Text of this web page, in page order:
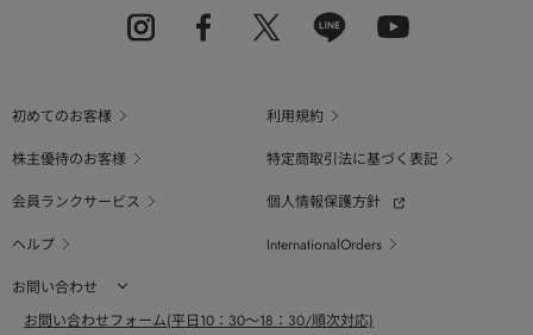
初めてのお客様
利用規約
株主優待のお客様
特定商取引法に基づく表記
会員ランクサービス
個人情報保護方針
ヘルプ
InternationalOrders
お問い合わせ
お問い合わせフォーム(平日10：30～18：30/順次対応)